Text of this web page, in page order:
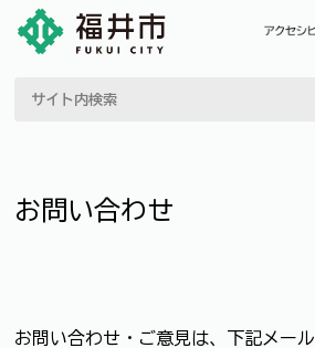
お問い合わせ
お問い合わせ・ご意見は、下記メー